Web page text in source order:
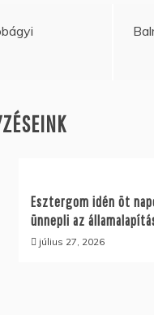
Esztergom idén öt
ünnepli az
július 27, 2026